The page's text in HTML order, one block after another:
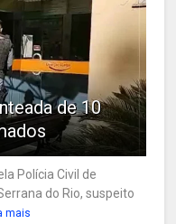
de 10
Polícia Civil de
do Rio, suspeito
mais